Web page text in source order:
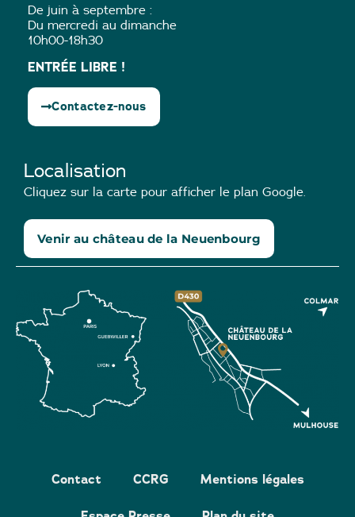
De juin à septembre :
Du mercredi au dimanche
10h00-18h30
ENTRÉE LIBRE !
Contactez-nous
Localisation
Cliquez sur la carte pour afficher le plan Google.
Venir au château de la Neuenbourg
Contact CCRG Mentions légales